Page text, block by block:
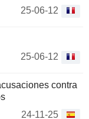
25-06-12
25-06-12
contra
24-11-25